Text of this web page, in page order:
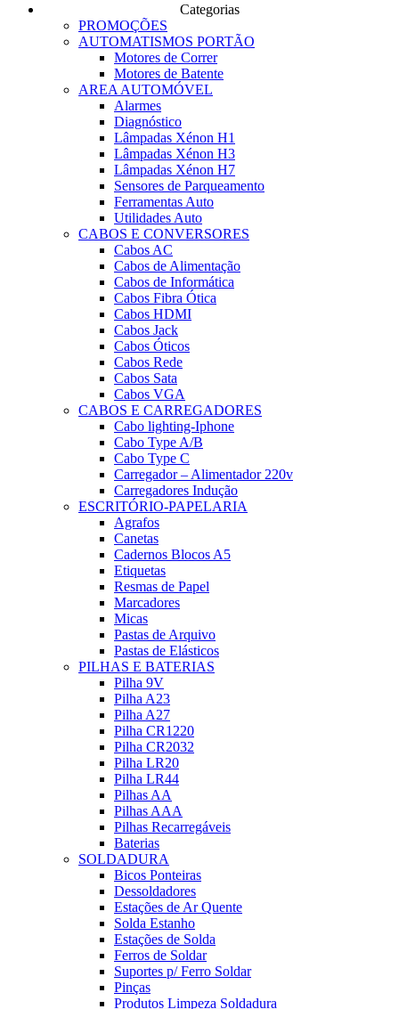
Categorias
PROMOÇÕES
AUTOMATISMOS PORTÃO
Motores de Correr
Motores de Batente
AREA AUTOMÓVEL
Alarmes
Diagnóstico
Lâmpadas Xénon H1
Lâmpadas Xénon H3
Lâmpadas Xénon H7
Sensores de Parqueamento
Ferramentas Auto
Utilidades Auto
CABOS E CONVERSORES
Cabos AC
Cabos de Alimentação
Cabos de Informática
Cabos Fibra Ótica
Cabos HDMI
Cabos Jack
Cabos Óticos
Cabos Rede
Cabos Sata
Cabos VGA
CABOS E CARREGADORES
Cabo lighting-Iphone
Cabo Type A/B
Cabo Type C
Carregador – Alimentador 220v
Carregadores Indução
ESCRITÓRIO-PAPELARIA
Agrafos
Canetas
Cadernos Blocos A5
Etiquetas
Resmas de Papel
Marcadores
Micas
Pastas de Arquivo
Pastas de Elásticos
PILHAS E BATERIAS
Pilha 9V
Pilha A23
Pilha A27
Pilha CR1220
Pilha CR2032
Pilha LR20
Pilha LR44
Pilhas AA
Pilhas AAA
Pilhas Recarregáveis
Baterias
SOLDADURA
Bicos Ponteiras
Dessoldadores
Estações de Ar Quente
Solda Estanho
Estações de Solda
Ferros de Soldar
Suportes p/ Ferro Soldar
Pinças
Produtos Limpeza Soldadura